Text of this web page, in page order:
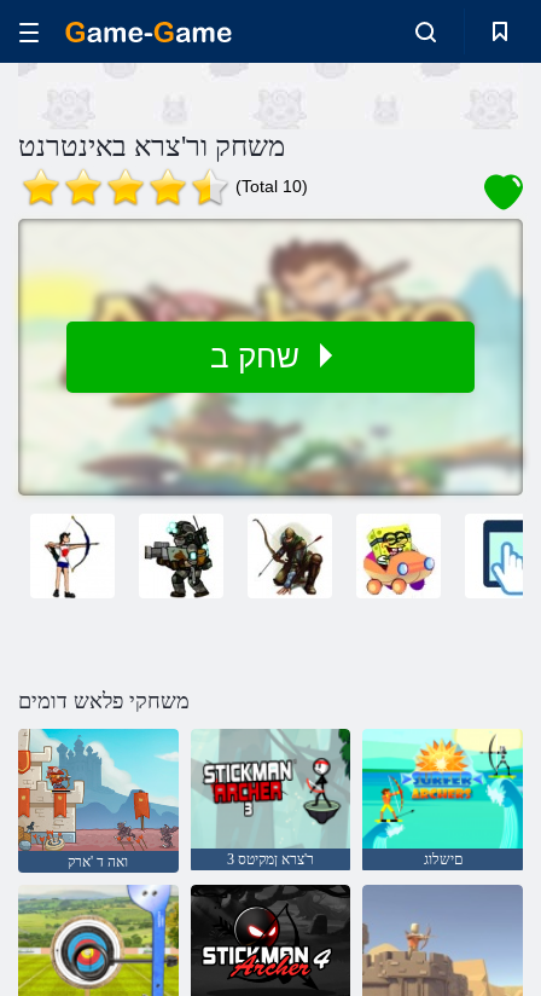
משחק ור'צרא באינטרנט
(Total 10)
משחקי פלאש דומים
ואה ד 'ארק 3 ר'צרא ןמקיטס םישלוג